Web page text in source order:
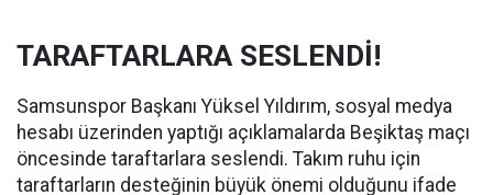
TARAFTARLARA SESLENDİ!
Samsunspor Başkanı Yüksel Yıldırım, sosyal medya
hesabı üzerinden yaptığı açıklamalarda Beşiktaş maçı
öncesinde taraftarlara seslendi. Takım ruhu için
taraftarların desteğinin büyük önemi olduğunu ifade